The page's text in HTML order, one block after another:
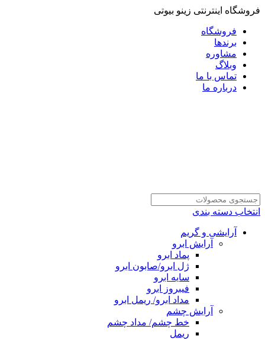
فروشگاه اینترنتی زینو بیوتی
فروشگاه
برندها
مشاوره
وبلاگ
تماس با ما
درباره ما
انتخاب دسته بندی
آرایشی و گریم
آرایش ابرو
پماد ابرو
ژل ابرو/صابون ابرو
سایه ابرو
فیبروز ابرو
مداد ابرو/ ریمل ابرو
آرایش چشم
خط چشم/ مداد چشم
ریمل